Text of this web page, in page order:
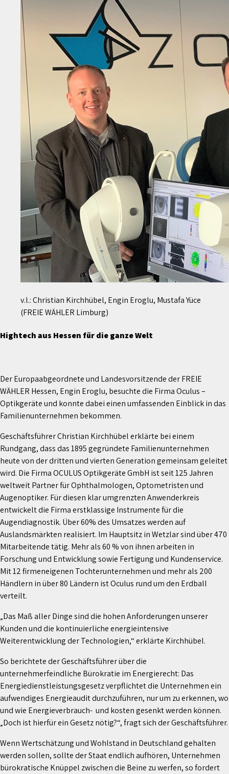
v.l.: Christian Kirchhübel, Engin Eroglu, Mustafa Yüce
(FREIE WÄHLER Limburg)
Hightech aus Hessen für die ganze Welt
Der Europaabgeordnete und Landesvorsitzende der FREIE
WÄHLER Hessen, Engin Eroglu, besuchte die Firma Oculus –
Optikgeräte und konnte dabei einen umfassenden Einblick in das
Familienunternehmen bekommen.
Geschäftsführer Christian Kirchhübel erklärte bei einem
Rundgang, dass das 1895 gegründete Familienunternehmen
heute von der dritten und vierten Generation gemeinsam geleitet
wird. Die Firma OCULUS Optikgeräte GmbH ist seit 125 Jahren
weltweit Partner für Ophthalmologen, Optometristen und
Augenoptiker. Für diesen klar umgrenzten Anwenderkreis
entwickelt die Firma erstklassige Instrumente für die
Augendiagnostik. Über 60% des Umsatzes werden auf
Auslandsmärkten realisiert. Im Hauptsitz in Wetzlar sind über 470
Mitarbeitende tätig. Mehr als 60 % von ihnen arbeiten in
Forschung und Entwicklung sowie Fertigung und Kundenservice.
Mit 12 firmeneigenen Tochterunternehmen und mehr als 200
Händlern in über 80 Ländern ist Oculus rund um den Erdball
verteilt.
„Das Maß aller Dinge sind die hohen Anforderungen unserer
Kunden und die kontinuierliche energieintensive
Weiterentwicklung der Technologien,“ erklärte Kirchhübel.
So berichtete der Geschäftsführer über die
unternehmerfeindliche Bürokratie im Energierecht: Das
Energiedienstleistungsgesetz verpflichtet die Unternehmen ein
aufwendiges Energieaudit durchzuführen, nur um zu erkennen, wo
und wie Energieverbrauch- und kosten gesenkt werden können.
„Doch ist hierfür ein Gesetz nötig?“, fragt sich der Geschäftsführer.
Wenn Wertschätzung und Wohlstand in Deutschland gehalten
werden sollen, sollte der Staat endlich aufhören, Unternehmen
bürokratische Knüppel zwischen die Beine zu werfen, so fordert